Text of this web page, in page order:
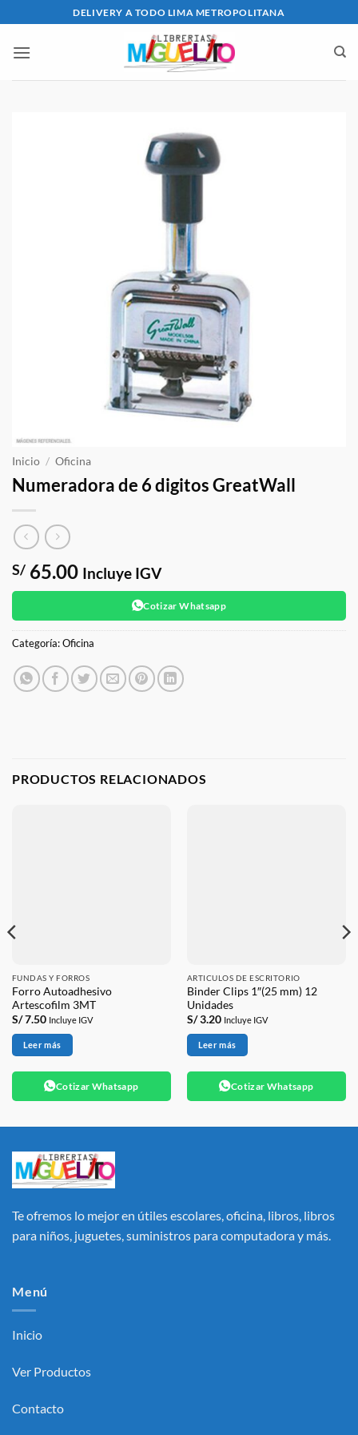
al
contenido
DELIVERY A TODO LIMA METROPOLITANA
Inicio / Oficina
Numeradora de 6 digitos GreatWall
S/ 65.00 Incluye IGV
Cotizar Whatsapp
Categoría:Oficina
PRODUCTOS RELACIONADOS
FUNDAS Y FORROS
Forro Autoadhesivo
Artescofilm 3MT
S/7.50 Incluye IGV
Leer más
Cotizar Whatsapp
ARTICULOS DE ESCRITORIO
Binder Clips 1″(25 mm) 12
Unidades
S/3.20 Incluye IGV
Leer más
Cotizar Whatsapp
Te ofremos lo mejor en útiles escolares, oficina, libros, libros
para niños, juguetes, suministros para computadora y más.
Menú
Inicio
Ver Productos
Contacto